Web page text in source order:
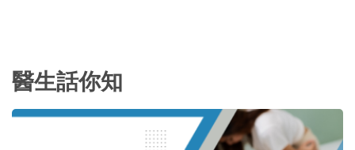
醫生話你知